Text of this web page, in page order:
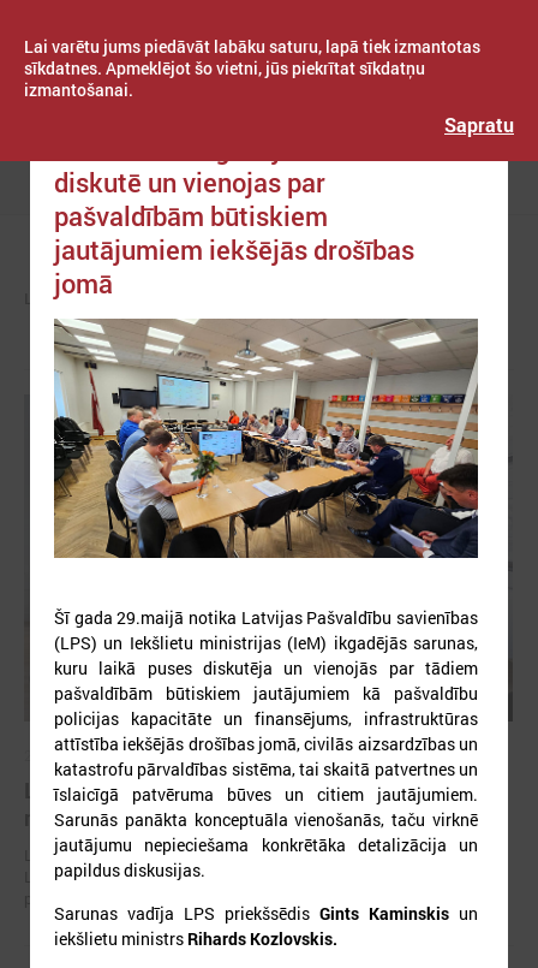
Lai varētu jums piedāvāt labāku saturu, lapā tiek izmantotas
sīkdatnes. Apmeklējot šo vietni, jūs piekrītat sīkdatņu
izmantošanai.
Sapratu
Izvēlne
ZIŅAS
2026. gada 30. jūlijs
Latvijas Pašvaldību savienības un Iekšlietu
ministrijas sarunas
Latvijas Pašvaldību savienība aicina piedalīties Iekšlietu ministrijas un
Latvijas Pašvaldību savienības sarunās, kas notiks šī gada 5. augustā
diskutē un vienojas par
pašvaldībām būtiskiem
jautājumiem iekšējās drošības
jomā
Šī gada 29.maijā notika Latvijas Pašvaldību savienības
(LPS) un Iekšlietu ministrijas (IeM) ikgadējās sarunas,
kuru laikā puses diskutēja un vienojās par tādiem
pašvaldībām būtiskiem jautājumiem kā pašvaldību
policijas kapacitāte un finansējums, infrastruktūras
attīstība iekšējās drošības jomā, civilās aizsardzības un
katastrofu pārvaldības sistēma, tai skaitā patvertnes un
īslaicīgā patvēruma būves un citiem jautājumiem.
Sarunās panākta konceptuāla vienošanās, taču virknē
jautājumu nepieciešama konkrētāka detalizācija un
papildus diskusijas.
Sarunas vadīja LPS priekšsēdis Gints Kaminskis un
iekšlietu ministrs Rihards Kozlovskis.